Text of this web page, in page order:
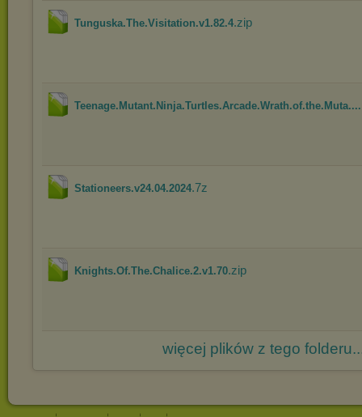
Tunguska.The.Visitation.v1.82.4.zip
Teenage.Mutant.Ninja.Turtles.Arcade.Wrath.of.the.Muta....
Stationeers.v24.04.2024.7z
Knights.Of.The.Chalice.2.v1.70.zip
więcej plików z tego